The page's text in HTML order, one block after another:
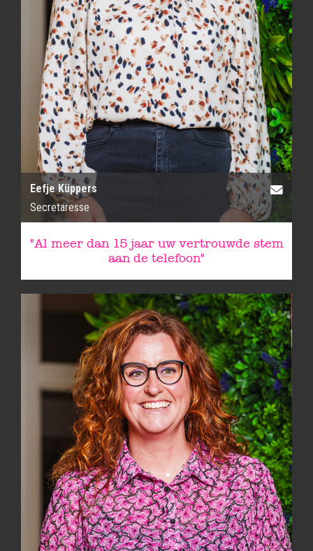
Eefje Küppers
Secretaresse
"Al meer dan 15 jaar uw vertrouwde stem
aan de telefoon"